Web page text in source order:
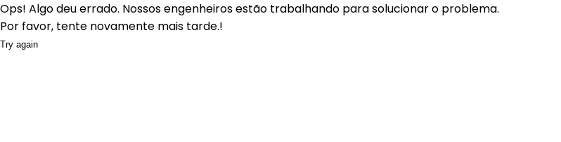
Ops! Algo deu errado. Nossos engenheiros estão trabalhando para solucionar o problema.
Por favor, tente novamente mais tarde.!
Try again